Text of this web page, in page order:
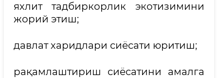
яхлит тадбиркорлик экотизимини
жорий этиш;
давлат харидлари сиёсати юритиш;
рақамлаштириш сиёсатини амалга